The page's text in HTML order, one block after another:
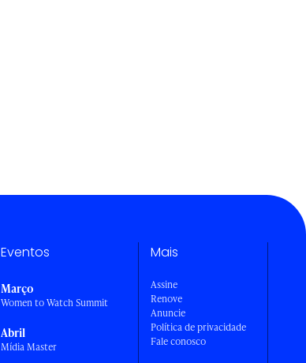
Eventos
Março
Women to Watch Summit
Abril
Mídia Master
Mais
Assine
Renove
Anuncie
Política de privacidade
Fale conosco